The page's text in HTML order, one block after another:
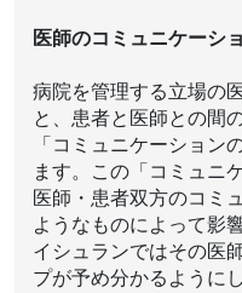
医師のコミュニケーシ
病院を管理する立場の
と、患者と医師との間
「コミュニケーション
ます。この「コミュニ
医師・患者双方のコミ
ようなものによって影
イシュランではその医
プが予め分かるように